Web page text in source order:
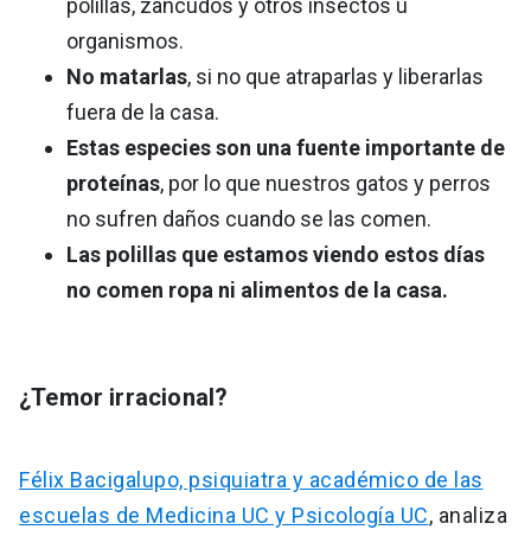
polillas, zancudos y otros insectos u
organismos.
No matarlas, si no que atraparlas y liberarlas
fuera de la casa.
Estas especies son una fuente importante de
proteínas, por lo que nuestros gatos y perros
no sufren daños cuando se las comen.
Las polillas que estamos viendo estos días
no comen ropa ni alimentos de la casa.
¿Temor irracional?
Félix Bacigalupo, psiquiatra y académico de las
escuelas de Medicina UC y Psicología UC, analiza